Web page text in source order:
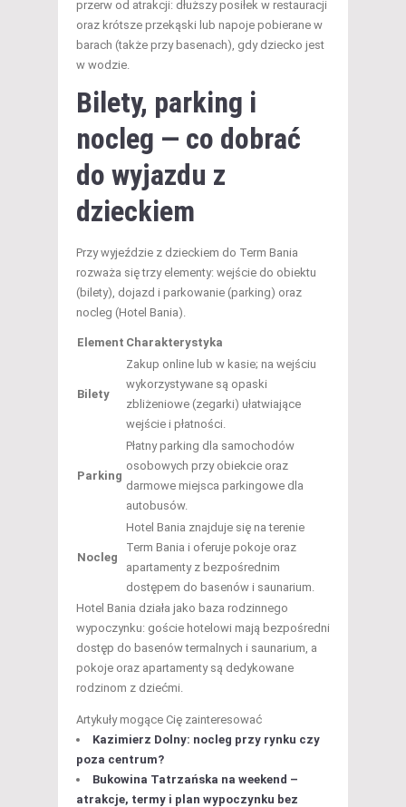
przerw od atrakcji: dłuższy posiłek w restauracji
oraz krótsze przekąski lub napoje pobierane w
barach (także przy basenach), gdy dziecko jest
w wodzie.
Bilety, parking i
nocleg — co dobrać
do wyjazdu z
dzieckiem
Przy wyjeździe z dzieckiem do Term Bania
rozważa się trzy elementy: wejście do obiektu
(bilety), dojazd i parkowanie (parking) oraz
nocleg (Hotel Bania).
Element Charakterystyka
Bilety
Zakup online lub w kasie; na wejściu
wykorzystywane są opaski
zbliżeniowe (zegarki) ułatwiające
wejście i płatności.
Parking
Płatny parking dla samochodów
osobowych przy obiekcie oraz
darmowe miejsca parkingowe dla
autobusów.
Nocleg
Hotel Bania znajduje się na terenie
Term Bania i oferuje pokoje oraz
apartamenty z bezpośrednim
dostępem do basenów i saunarium.
Hotel Bania działa jako baza rodzinnego
wypoczynku: goście hotelowi mają bezpośredni
dostęp do basenów termalnych i saunarium, a
pokoje oraz apartamenty są dedykowane
rodzinom z dziećmi.
Artykuły mogące Cię zainteresować
Kazimierz Dolny: nocleg przy rynku czy
poza centrum?
Bukowina Tatrzańska na weekend –
atrakcje, termy i plan wypoczynku bez